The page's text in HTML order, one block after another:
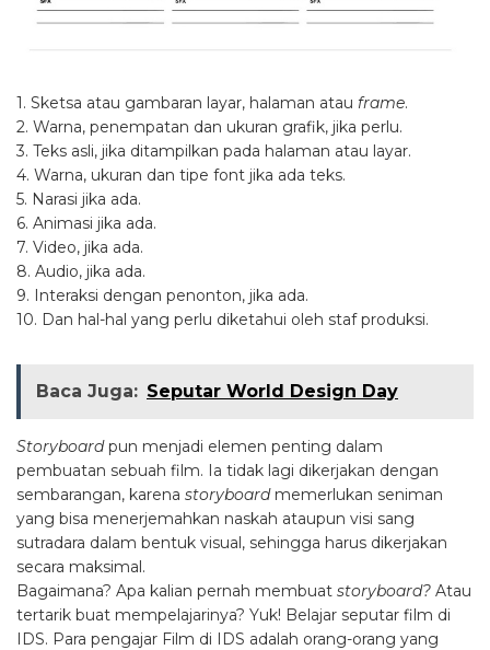
1. Sketsa atau gambaran layar, halaman atau frame.
2. Warna, penempatan dan ukuran grafik, jika perlu.
3. Teks asli, jika ditampilkan pada halaman atau layar.
4. Warna, ukuran dan tipe font jika ada teks.
5. Narasi jika ada.
6. Animasi jika ada.
7. Video, jika ada.
8. Audio, jika ada.
9. Interaksi dengan penonton, jika ada.
10. Dan hal-hal yang perlu diketahui oleh staf produksi.
Baca Juga: Seputar World Design Day
Storyboardpun menjadi elemen penting dalam
pembuatan sebuah film. Ia tidak lagi dikerjakan dengan
sembarangan, karena storyboard memerlukan seniman
yang bisa menerjemahkan naskah ataupun visi sang
sutradara dalam bentuk visual, sehingga harus dikerjakan
secara maksimal.
Bagaimana? Apa kalian pernah membuat storyboard? Atau
tertarik buat mempelajarinya? Yuk! Belajar seputar film di
IDS. Para pengajar Film di IDS adalah orang-orang yang